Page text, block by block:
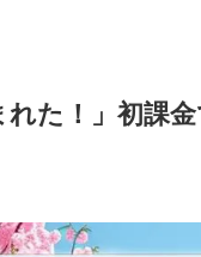
た！」初課